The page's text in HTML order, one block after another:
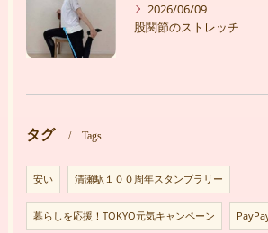
2026/06/09
股関節のストレッチ
タグ Tags
安い 清瀬駅１００周年スタンプラリー
暮らしを応援！TOKYO元気キャンペーン